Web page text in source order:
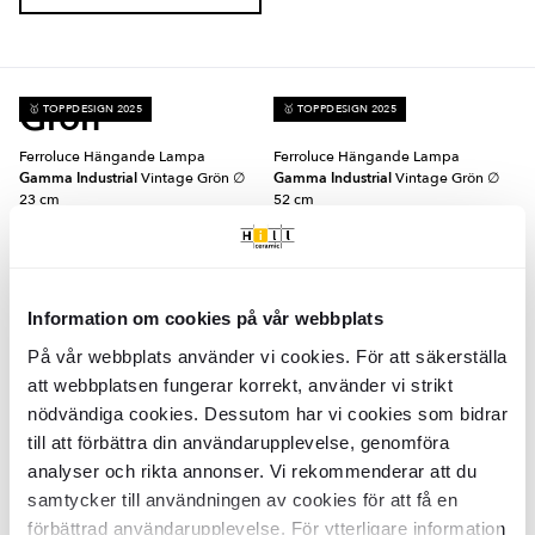
Information om cookies på vår webbplats
På vår webbplats använder vi cookies. För att säkerställa
att webbplatsen fungerar korrekt, använder vi strikt
nödvändiga cookies. Dessutom har vi cookies som bidrar
till att förbättra din användarupplevelse, genomföra
analyser och rikta annonser. Vi rekommenderar att du
samtycker till användningen av cookies för att få en
förbättrad användarupplevelse. För ytterligare information
Grön
🥇 TOPPDESIGN 2025
Ferroluce Hängande Lampa
Gamma IndustrialVintage Grön ∅
23 cm
LÄGG I VARUKORG
🥇 TOPPDESIGN 2025
Ferroluce Hängande Lampa
Gamma IndustrialVintage Grön ∅
52 cm
INFL0164
Yta:
LÄGG I VARUKORG
🥇 TOPPDESIGN 2025
Ferroluce Hängande Lampa
Gamma IndustrialVintage Grön
Yta:Blank
Material:Keramik
🥇 TOPPDESIGN 2025
Ferroluce Hängande Lampa
Gamma IndustrialVintage Grön ∅
40 cm
INFL0150
Yta:Blank